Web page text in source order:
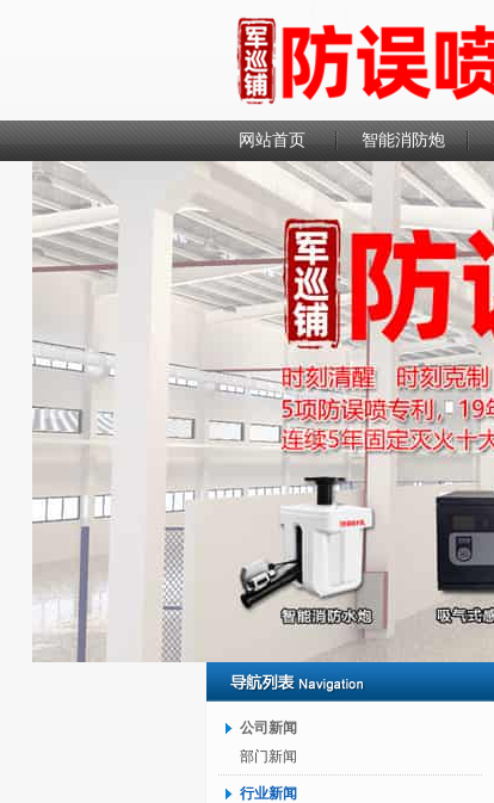
网站首页 智能消防炮
联系我们
公司新闻
部门新闻
行业新闻